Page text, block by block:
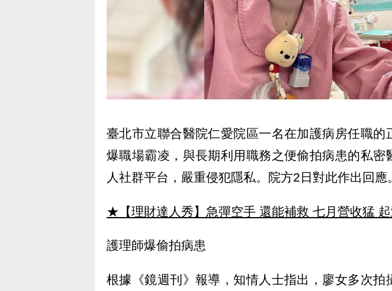
臺北市立聯合醫院仁愛院區一名在加護病房任職的
爆職場霸凌，與長期利用職務之便偷拍病患的私密
人社群平台，嚴重侵犯隱私。院方2日對此作出回應
★【理財達人秀】急彈空手 還能補救 七月營收猛
護理師爆偷拍病患
根據《鏡週刊》報導，知情人士指出，廖女多次拍